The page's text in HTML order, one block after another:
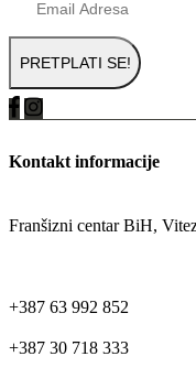
Kontakt informacije
Franšizni centar BiH,
+387 63 992 852
+387 30 718 333